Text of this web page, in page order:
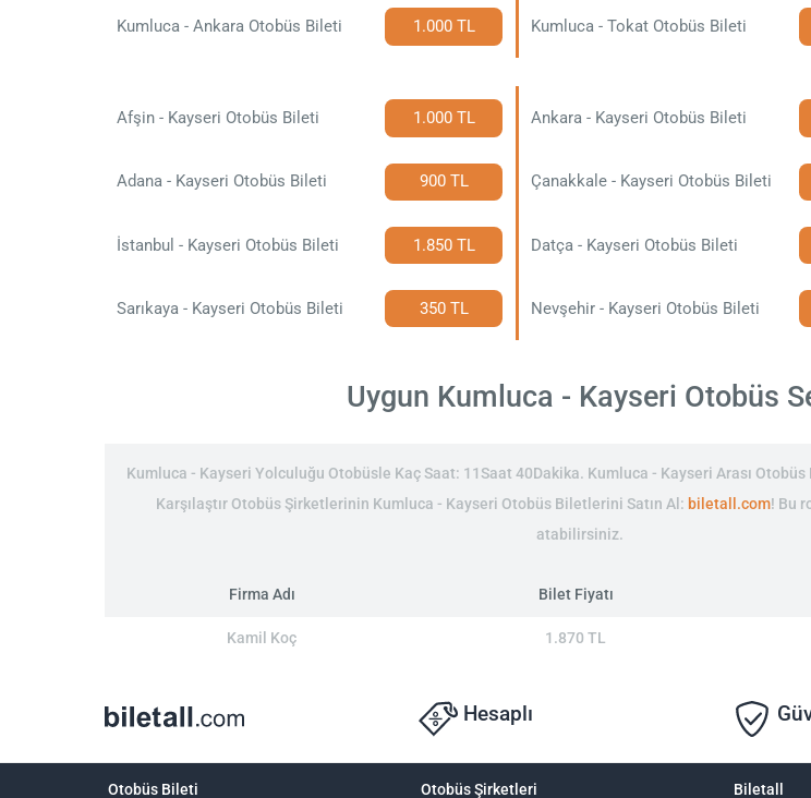
Kumluca - Ankara Otobüs Bileti 1.000 TL Kumluca - Tokat Otobüs Bileti
Afşin - Kayseri Otobüs Bileti 1.000 TL Ankara - Kayseri Otobüs Bileti
Adana - Kayseri Otobüs Bileti 900 TL Çanakkale - Kayseri Otobüs Bileti
İstanbul - Kayseri Otobüs Bileti 1.850 TL Datça - Kayseri Otobüs Bileti
Sarıkaya - Kayseri Otobüs Bileti 350 TL Nevşehir - Kayseri Otobüs Bileti
Uygun Kumluca - Kayseri Otobüs
Kumluca - Kayseri Yolculuğu Otobüsle Kaç Saat: 11Saat 40Dakika. Kumluca - Kayseri Arası
Karşılaştır Otobüs Şirketlerinin Kumluca - Kayseri Otobüs Biletlerini Satın Al: biletall.com! Bu
atabilirsiniz.
Firma Adı Bilet Fiyatı
Kamil Koç 1.870 TL
Hesaplı
Otobüs Bileti Otobüs Şirketleri Biletall